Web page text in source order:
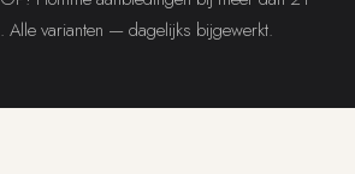
Alle varianten — dagelijks bijgewerkt.